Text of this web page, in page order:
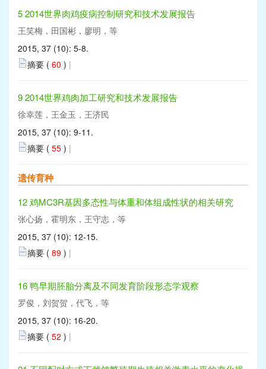
5 2014世界肉鸡疫病控制研究和技术发展报告
王笑梅，田国彬，廖明，等
2015, 37 (10): 5-8.
摘要 ( 60 ) |
9 2014世界鸡肉加工研究和技术发展报告
徐幸莲，王金玉，王济民
2015, 37 (10): 9-11.
摘要 ( 55 ) |
遗传育种
12 鸡MC3R基因多态性与体重和体组成性状的相关研究
张心扬，霍明东，王守志，等
2015, 37 (10): 12-15.
摘要 ( 89 ) |
16 鸭早期胚胎分离及不同发育阶段形态学观察
罗俊，刘贺贺，代飞，等
2015, 37 (10): 16-20.
摘要 ( 52 ) |